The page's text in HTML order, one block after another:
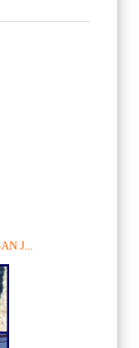
J...